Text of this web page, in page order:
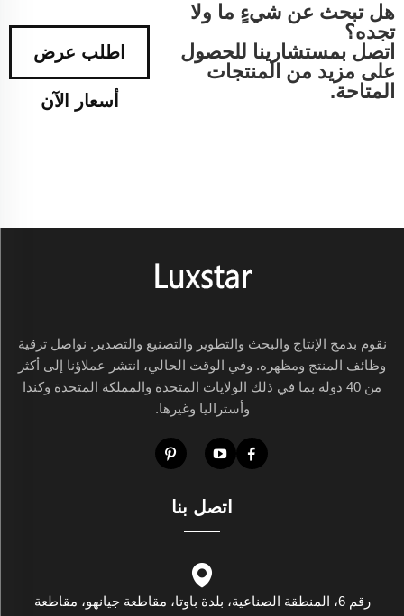
هل تبحث عن شيءٍ ما ولا
تجده؟
اتصل بمستشارينا للحصول
على مزيد من المنتجات
المتاحة.
اطلب عرض
أسعار الآن
نقوم بدمج الإنتاج والبحث والتطوير والتصنيع والتصدير. نواصل ترقية
وظائف المنتج ومظهره. وفي الوقت الحالي، انتشر عملاؤنا إلى أكثر
من 40 دولة بما في ذلك الولايات المتحدة والمملكة المتحدة وكندا
وأستراليا وغيرها.
اتصل بنا
رقم 6، المنطقة الصناعية، بلدة باوتا، مقاطعة جيانهو، مقاطعة